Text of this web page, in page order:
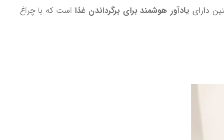
دارای یادآور هوشمند برای برگرداندن غذا است که با چراغ